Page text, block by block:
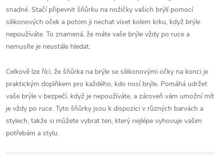
snadné. Stačí připevnit šňůrku na nožičky vašich brýlí pomocí
silikonových oček a potom ji nechat viset kolem krku, když brýle
nepoužíváte. To znamená, že máte vaše brýle vždy po ruce a
nemusíte je neustále hledat.
Celkově lze říci, že šňůrka na brýle se silikonovými očky na konci je
praktickým doplňkem pro každého, kdo nosí brýle. Pomáhá udržet
vaše brýle v bezpečí, když je nepoužíváte, a zároveň vám umožní mít
je vždy po ruce. Tyto šňůrky jsou k dispozici v různých barvách a
stylech, takže si můžete vybrat ten, který nejlépe vyhovuje vašim
potřebám a stylu.